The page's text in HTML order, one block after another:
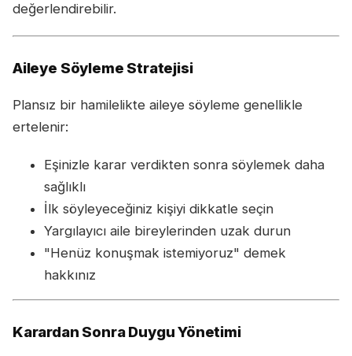
değerlendirebilir.
Aileye Söyleme Stratejisi
Plansız bir hamilelikte aileye söyleme genellikle
ertelenir:
Eşinizle karar verdikten sonra söylemek daha
sağlıklı
İlk söyleyeceğiniz kişiyi dikkatle seçin
Yargılayıcı aile bireylerinden uzak durun
"Henüz konuşmak istemiyoruz" demek
hakkınız
Karardan Sonra Duygu Yönetimi